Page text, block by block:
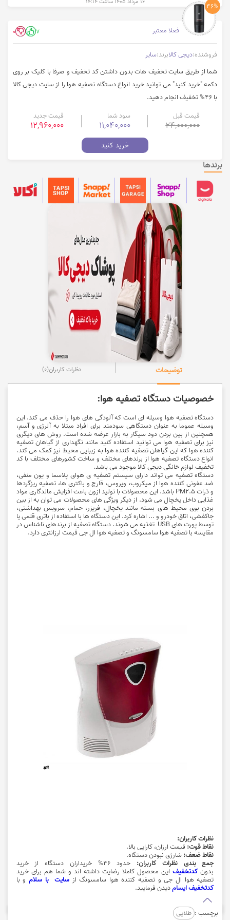
۱۶ مرداد ۱۴۰۵ ساعت ۱۴:۱۴
46%
فعلا معتبر 7
0
فروشنده:دیجی کالابرند:سایر
شما از طریق سایت تخفیف هات بدون داشتن کد تخفیف و صرفا با کلیک بر روی
دکمه "خرید کنید" می توانید خرید انواع دستگاه تصفیه هوا را از سایت دیجی کالا
با 46% تخفیف انجام دهید.
قیمت قبل
24,000,000
سود شما
11,040,000
قیمت جدید
12,960,000
خرید کنید
برندها
توضیحات نظرات کاربران(0)
خصوصیات دستگاه تصفیه هوا:
دستگاه تصفیه هوا وسیله ای است که آلودگی های هوا را حذف می کند. این
وسیله عموما به عنوان دستگاهی سودمند برای افراد مبتلا به آلرژی و آسم،
همچنین از بین بردن دود سیگار به بازار عرضه شده است. روش های دیگری
نیز برای تصفیه هوا می توانید استفاده کنید مانند نگهداری از گیاهان تصفیه
کننده هوا که این گیاهان تصفیه کننده هوا به زیبایی محیط نیز کمک می کند.
انواع دستگاه تصفیه هوا از برندهای مختلف و ساخت کشورهای مختلف با کد
تخفیف لوازم خانگی دیجی کالا موجود می باشد.
دستگاه تصفیه می تواند دارای سیستم تصفیه ی هوای پلاسما و یون منفی،
ضد عفونی کننده هوا از میکروب، ویروس، قارچ و باکتری ها، تصفیه ریزگردها
و ذرات PM2.5 باشد. این محصولات با تولید ازون باعث افزایش ماندگاری مواد
غذایی داخل یخچال می شود. از دیگر ویژگی های محصولات می توان به از بین
بردن بوی محیط های بسته مانند یخچال، فریزر، حمام، سرویس بهداشتی،
جاکفشی، اتاق خودرو و ... اشاره کرد. این دستگاه ها با استفاده از باتری قلمی یا
توسط پورت های USB تغذیه می شوند.
دستگاه تصفیه از برندهای ناشناس در
مقایسه با تصفیه هوا سامسونگ و تصفیه هوا ال جی قیمت ارزانتری دارد.
نظرات کاربران:
نقاط قوت: قیمت ارزان، کارایی بالا.
نقاط ضعف: شارژی نبودن دستگاه.
جمع بندی نظرات کاربران:
حدود 46% خریداران دستگاه از خرید
بدون کدتخفیف این محصول کاملا رضایت داشته اند و شما هم برای خرید
تصفیه هوا ال جی و تصفیه کننده هوا سامسونگ از سایت با سلام و با
کدتخفیف ایسام دیدن فرمایید.
برچسب : طلایی